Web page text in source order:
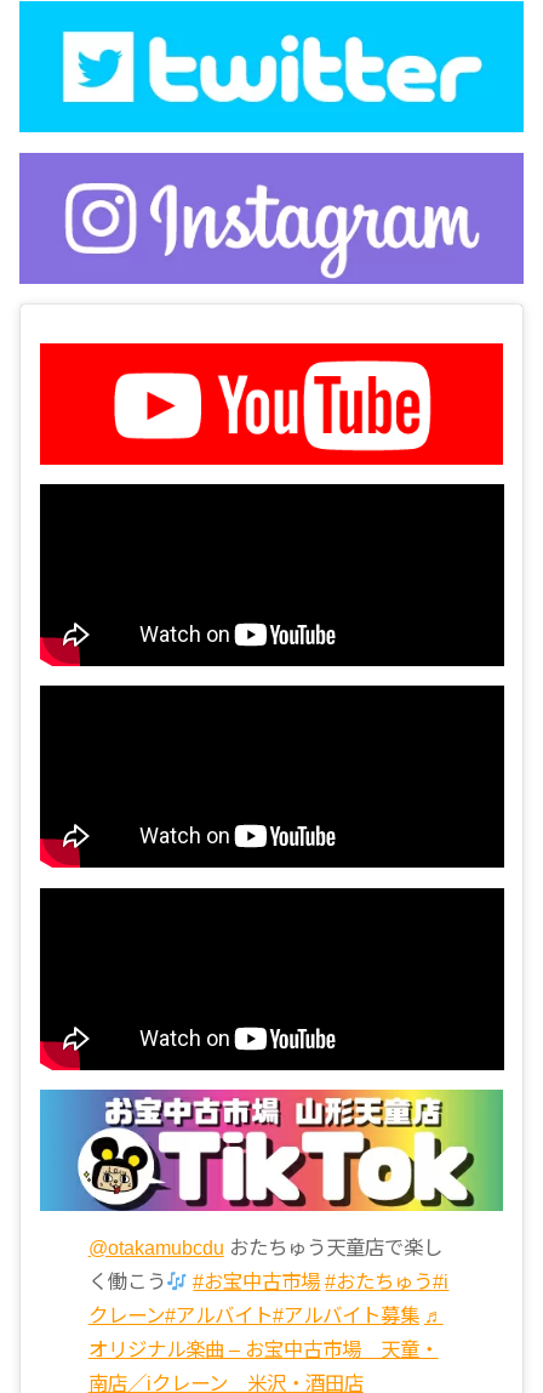
@otakamubcdu おたちゅう天童店で楽し
く働こう
#お宝中古市場 #おたちゅう#i
クレーン#アルバイト#アルバイト募集 ♬
オリジナル楽曲 – お宝中古市場 天童・
南店／iクレーン 米沢・酒田店